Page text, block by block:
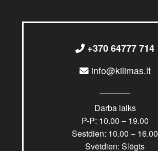
+370 64777 714
info@kilimas.lt
Darba laiks
P-P: 10.00 – 19.00
Sestdien: 10.00 – 16.00
Svētdien: Slēgts